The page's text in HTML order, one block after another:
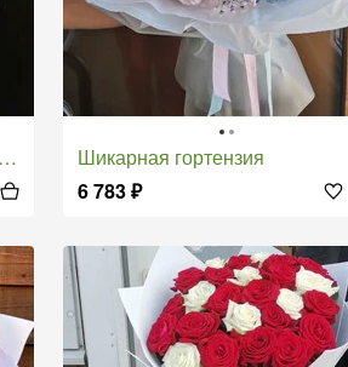
Шикарная гортензия
6 783₽